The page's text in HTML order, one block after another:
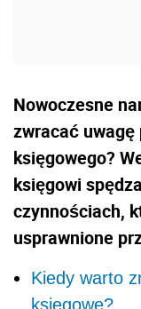
Nowoczesne
zwracać
księgowego?
księgowi
czynnościach,
usprawnione
Kiedy warto
księgowe?